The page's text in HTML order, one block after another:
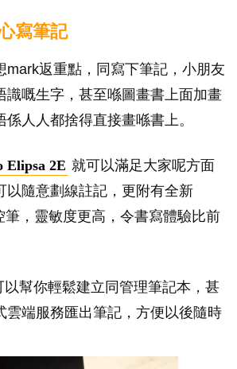
寫筆記
mark返重點，同寫下筆記，小朋友
識嘅生字，甚至喺圖畫書上面加畫
係人人都捨得直接畫喺書上。
Elipsa 2E 就可以滿足大家呢方面
以隨意劃線註記，更附有全新
筆，靈敏度更高，令書寫體驗比前
以幫你輕鬆建立同管理筆記本，甚
雲端服務匯出筆記，方便以後隨時